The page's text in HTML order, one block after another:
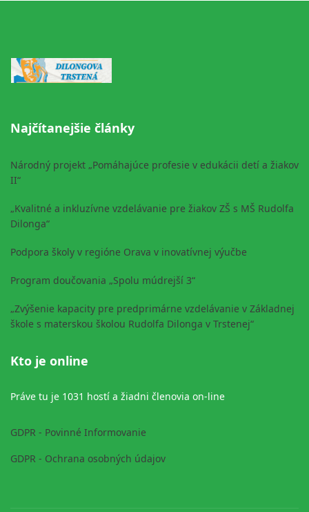
Najčítanejšie články
Národný projekt „Pomáhajúce profesie v edukácii detí a žiakov
II“
„Kvalitné a inkluzívne vzdelávanie pre žiakov ZŠ s MŠ Rudolfa
Dilonga“
Podpora školy v regióne Orava v inovatívnej výučbe
Program doučovania „Spolu múdrejší 3“
„Zvýšenie kapacity pre predprimárne vzdelávanie v Základnej
škole s materskou školou Rudolfa Dilonga v Trstenej“
Kto je online
Práve tu je 1031 hostí a žiadni členovia on-line
GDPR - Povinné Informovanie
GDPR - Ochrana osobných údajov